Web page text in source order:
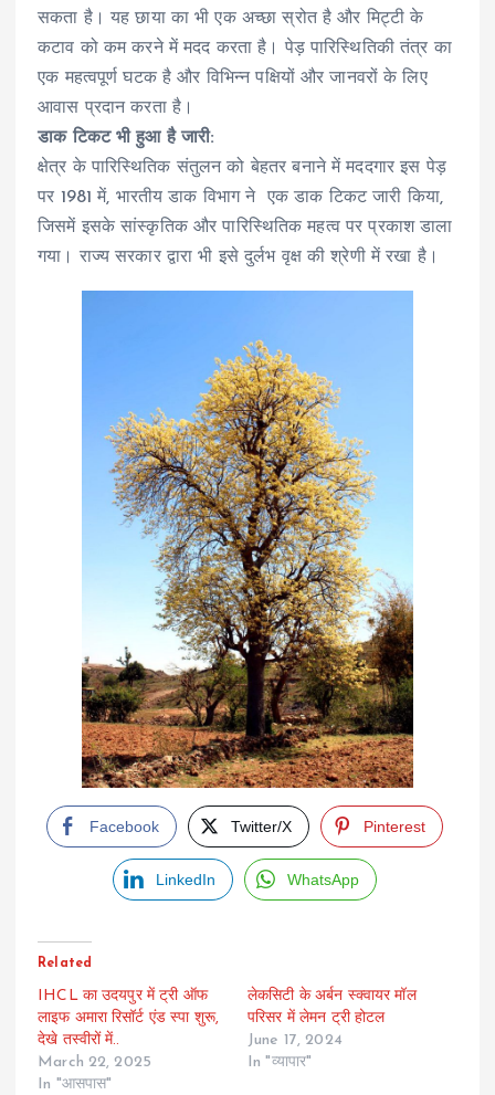
सकता है। यह छाया का भी एक अच्छा स्रोत है और मिट्टी के
कटाव को कम करने में मदद करता है। पेड़ पारिस्थितिकी तंत्र का
एक महत्वपूर्ण घटक है और विभिन्न पक्षियों और जानवरों के लिए
आवास प्रदान करता है।
डाक टिकट भी हुआ है जारी:
क्षेत्र के पारिस्थितिक संतुलन को बेहतर बनाने में मददगार इस पेड़
पर 1981 में, भारतीय डाक विभाग ने एक डाक टिकट जारी किया,
जिसमें इसके सांस्कृतिक और पारिस्थितिक महत्व पर प्रकाश डाला
गया। राज्य सरकार द्वारा भी इसे दुर्लभ वृक्ष की श्रेणी में रखा है।
Facebook Twitter/X Pinterest
LinkedIn WhatsApp
Related
IHCL का उदयपुर में ट्री ऑफ
लाइफ अमारा रिसॉर्ट एंड स्पा शुरू,
देखे तस्वीरों में..
March 22, 2025
In "आसपास"
लेकसिटी के अर्बन स्क्वायर मॉल
परिसर में लेमन ट्री होटल
June 17, 2024
In "व्यापार"